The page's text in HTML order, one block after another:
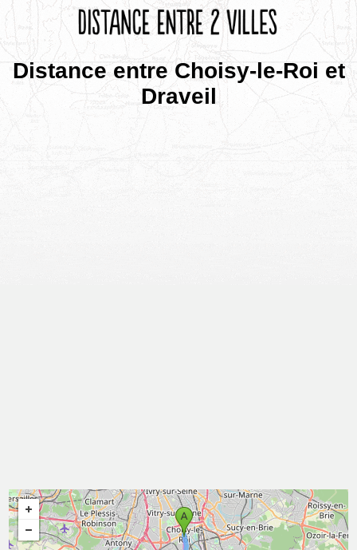
Distance entre Choisy-le-Roi et
Draveil